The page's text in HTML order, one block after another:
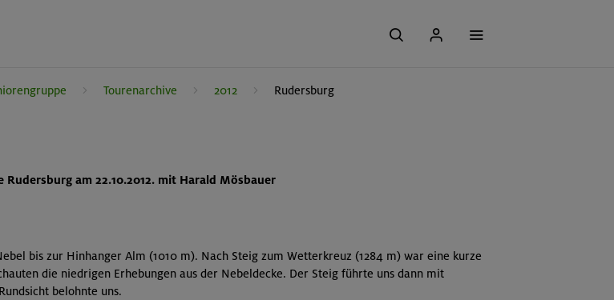
Tourenarchive 2012 Rudersburg
Rudersburg am 22.10.2012. mit Harald Mösbauer
bis zur Hinhanger Alm (1010 m). Nach Steig zum Wetterkreuz (1284 m) war eine kurze
die niedrigen Erhebungen aus der Nebeldecke. Der Steig führte uns dann mit
belohnte uns.